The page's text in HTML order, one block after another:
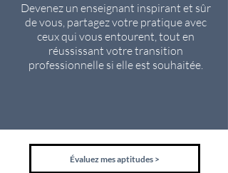
Devenez un enseignant inspirant et sûr
de vous, partagez votre pratique avec
ceux qui vous entourent, tout en
réussissant votre transition
professionnelle si elle est souhaitée.
Évaluez mes aptitudes >